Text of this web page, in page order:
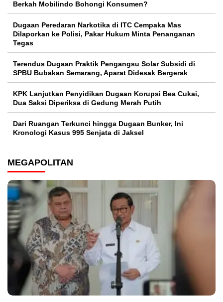
Berkah Mobilindo Bohongi Konsumen?
Dugaan Peredaran Narkotika di ITC Cempaka Mas
Dilaporkan ke Polisi, Pakar Hukum Minta Penanganan
Tegas
Terendus Dugaan Praktik Pengangsu Solar Subsidi di
SPBU Bubakan Semarang, Aparat Didesak Bergerak
KPK Lanjutkan Penyidikan Dugaan Korupsi Bea Cukai,
Dua Saksi Diperiksa di Gedung Merah Putih
Dari Ruangan Terkunci hingga Dugaan Bunker, Ini
Kronologi Kasus 995 Senjata di Jaksel
MEGAPOLITAN